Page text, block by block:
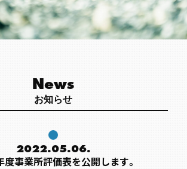
News
お知らせ
2022.05.06.
度事業所評価表を公開します。